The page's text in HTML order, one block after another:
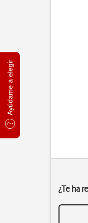
Ayúdame a elegir
¿Te ha